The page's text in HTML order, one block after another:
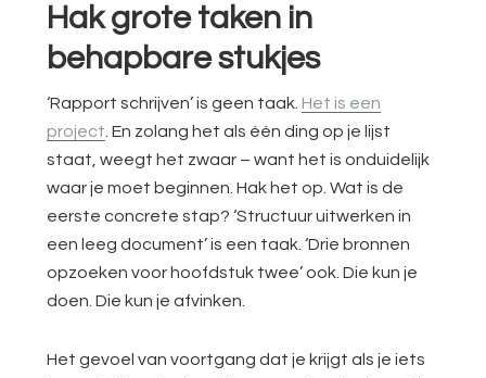
Hak grote taken in
behapbare stukjes
‘Rapport schrijven’ is geen taak. Het is een
project. En zolang het als één ding op je lijst
staat, weegt het zwaar – want het is onduidelijk
waar je moet beginnen. Hak het op. Wat is de
eerste concrete stap? ‘Structuur uitwerken in
een leeg document’ is een taak. ‘Drie bronnen
opzoeken voor hoofdstuk twee’ ook. Die kun je
doen. Die kun je afvinken.
Het gevoel van voortgang dat je krijgt als je iets